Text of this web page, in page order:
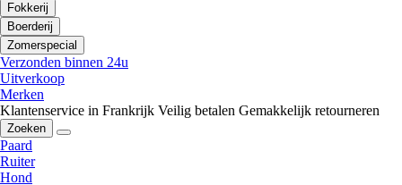
Fokkerij
Boerderij
Zomerspecial
Verzonden binnen 24u
Uitverkoop
Merken
Klantenservice in Frankrijk Veilig betalen Gemakkelijk retourneren
Zoeken
Paard
Ruiter
Hond